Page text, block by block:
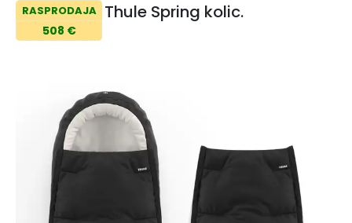
RASPRODAJA
508 €
Thule Spring kolic.